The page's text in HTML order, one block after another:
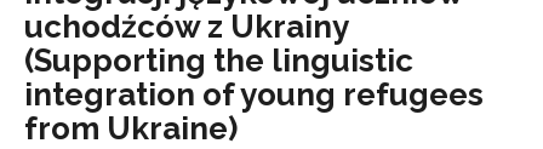
uchodźców z Ukrainy
(Supporting the linguistic
integration of young refugees
from Ukraine)